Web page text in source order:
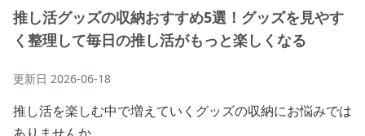
推し活グッズの収納おすすめ5選！グッズを見やす
く整理して毎日の推し活がもっと楽しくなる
更新日 2026-06-18
推し活を楽しむ中で増えていくグッズの収納にお悩みでは